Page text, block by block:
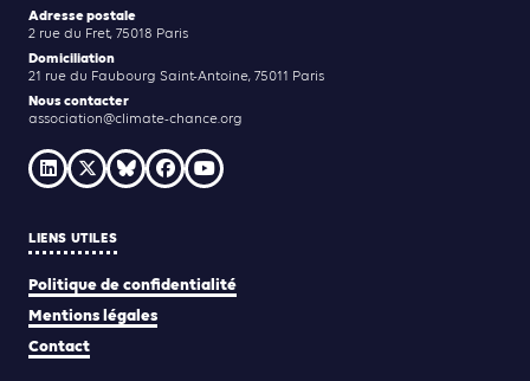
Adresse postale
2 rue du Fret, 75018 Paris
Domiciliation
21 rue du Faubourg Saint-Antoine, 75011 Paris
Nous contacter
association@climate-chance.org
LIENS UTILES
Politique de confidentialité
Mentions légales
Contact